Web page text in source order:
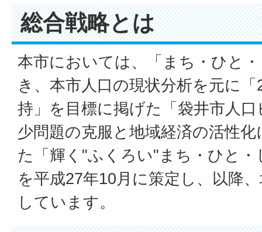
総合戦略とは
本市においては、「まち・ひと
き、本市人口の現状分析を元に
持」を目標に掲げた「袋井市人
少問題の克服と地域経済の活性
た「輝く"ふくろい"まち・ひと・
を平成27年10月に策定し、以降
しています。